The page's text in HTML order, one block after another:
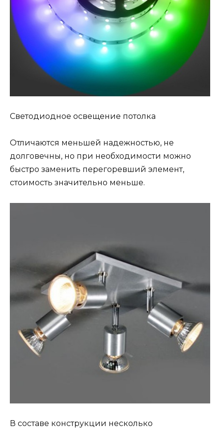
Светодиодное освещение потолка
Отличаются меньшей надежностью, не
долговечны, но при необходимости можно
быстро заменить перегоревший элемент,
стоимость значительно меньше.
В составе конструкции несколько